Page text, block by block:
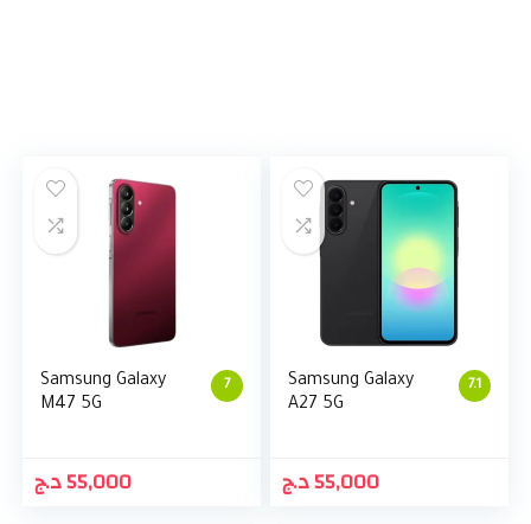
7
Samsung Galaxy
M47 5G
55,000د.ج
7.1
Samsung Galaxy
A27 5G
55,000د.ج